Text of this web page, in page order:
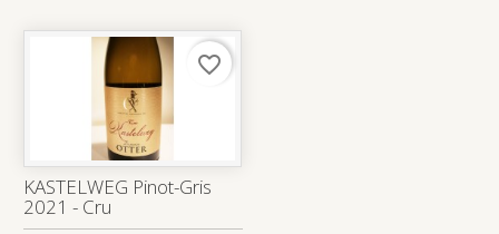
KASTELWEG Pinot-Gris
2021 - Cru
favorite_border